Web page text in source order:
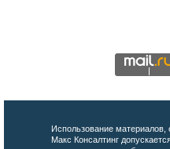
Использование материалов,
Макс Консалтинг